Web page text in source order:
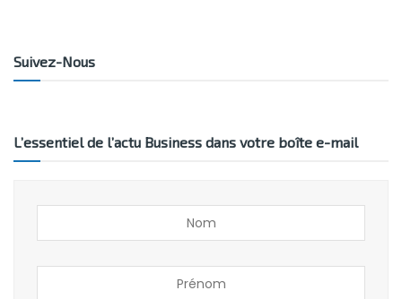
Suivez-Nous
L’essentiel de l’actu Business dans votre boîte e-mail